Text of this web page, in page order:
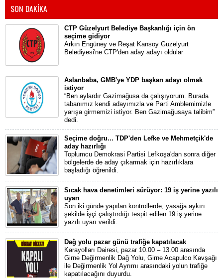
SON DAKİKA
CTP Güzelyurt Belediye Başkanlığı için ön
seçime gidiyor
Arkın Engüney ve Reşat Kansoy Güzelyurt
Belediyesi'ne CTP'den aday adayı oldular
Aslanbaba, GMB'ye YDP başkan adayı olmak
istiyor
“Ben aylardır Gazimağusa da çalışıyorum. Burada
tabanımız kendi adayımızla ve Parti Amblemimizle
yarışa girmemizi istiyor. Ben Gazimağusaya talibim”
dedi.
Seçime doğru... TDP'den Lefke ve Mehmetçik'de
aday hazırlığı
Toplumcu Demokrasi Partisi Lefkoşa'dan sonra diğer
bölgelerde de aday çıkarmak için hazırlıklara
başladığı öğrenildi.
Sıcak hava denetimleri sürüyor: 19 iş yerine yazılı
uyarı
Son iki günde yapılan kontrollerde, yasağa aykırı
şekilde işçi çalıştırdığı tespit edilen 19 iş yerine
yazılı uyarı verildi.
Dağ yolu pazar günü trafiğe kapatılacak
Karayolları Dairesi, pazar 10.00 – 13.00 arasında
Girne Değirmenlik Dağ Yolu, Girne Acapulco Kavşağı
ile Değirmenlik Yol Ayrımı arasındaki yolun trafiğe
kapatılacağını duyurdu.